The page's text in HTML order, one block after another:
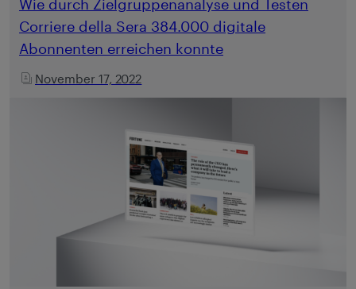
Wie durch Zielgruppenanalyse und Testen
Corriere della Sera 384.000 digitale
Abonnenten erreichen konnte
November 17, 2022